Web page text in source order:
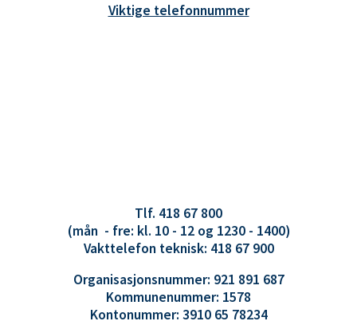
Viktige telefonnummer
Tlf. 418 67 800
(mån - fre: kl. 10 - 12 og 1230 - 1400)
Vakttelefon teknisk: 418 67 900
Organisasjonsnummer: 921 891 687
Kommunenummer: 1578
Kontonummer: 3910 65 78234